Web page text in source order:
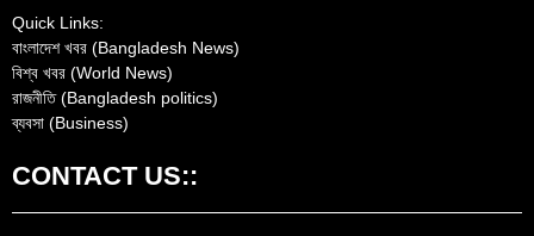
Quick Links:
বাংলাদেশ খবর (Bangladesh News)
বিশ্ব খবর (World News)
রাজনীতি (Bangladesh politics)
ব্যবসা (Business)
CONTACT US::